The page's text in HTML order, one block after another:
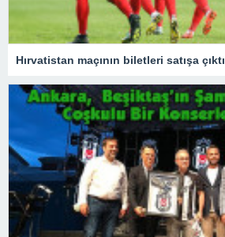
Hırvatistan maçının biletleri satışa çıktı